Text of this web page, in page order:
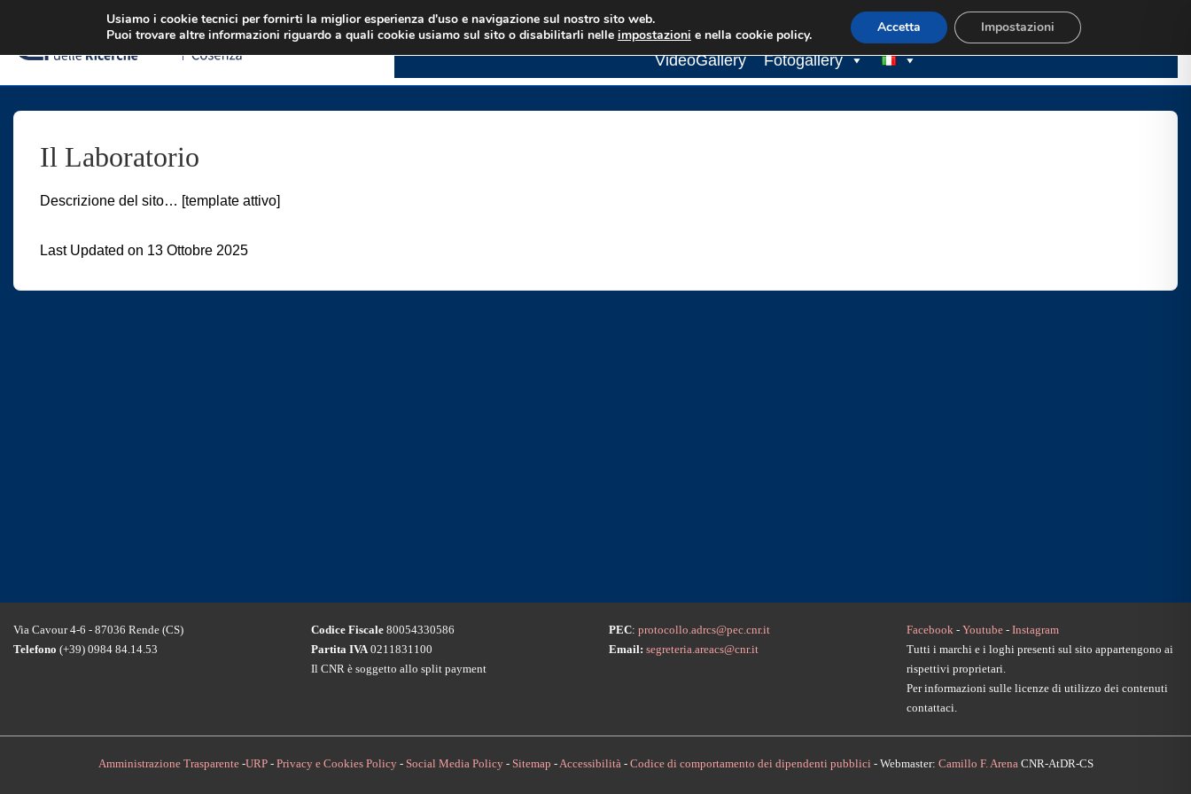
contenuto
principale
Menu
principale
Home ATdR Cosenza Bandi di Gara Biblioteca Concorsi Link utili
Contatti
VideoGallery
Fotogallery
Il Laboratorio
Descrizione del sito… [template attivo]
Last Updated on 13 Ottobre 2025
Via Cavour 4-6 - 87036 Rende (CS)
Telefono (+39) 0984 84.14.53
Codice Fiscale 80054330586
Partita IVA0211831100
Il CNR è soggetto allo split payment
PEC: protocollo.adrcs@pec.cnr.it
Email: segreteria.areacs@cnr.it
Facebook - Youtube - Instagram
Tutti i marchi e i loghi presenti sul sito appartengono ai
rispettivi proprietari.
Per informazioni sulle licenze di utilizzo dei contenuti
contattaci.
Amministrazione Trasparente-URP- Privacy e Cookies Policy- Social Media Policy - Sitemap -Accessibilità- Codice di comportamento dei dipendenti pubblici- Webmaster: Camillo F. ArenaCNR-AtDR-CS
Usiamo i cookie tecnici per fornirti la miglior esperienza d'uso e navigazione sul nostro sito web.
Puoi trovare altre informazioni riguardo a quali cookie usiamo sul sito o disabilitarli nelle impostazioni e nella cookie policy. Accetta Impostazioni